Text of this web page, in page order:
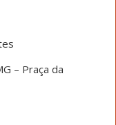
– Praça da